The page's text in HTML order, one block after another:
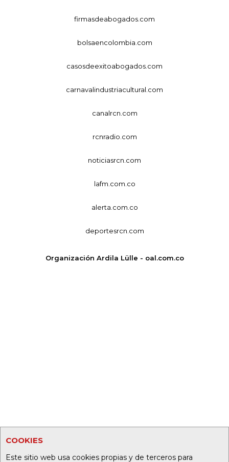
COOKIES
Este sitio web usa cookies propias y de terceros para
firmasdeabogados.com
bolsaencolombia.com
casosdeexitoabogados.com
carnavalindustriacultural.com
canalrcn.com
rcnradio.com
noticiasrcn.com
lafm.com.co
alerta.com.co
deportesrcn.com
Organización Ardila Lülle - oal.com.co